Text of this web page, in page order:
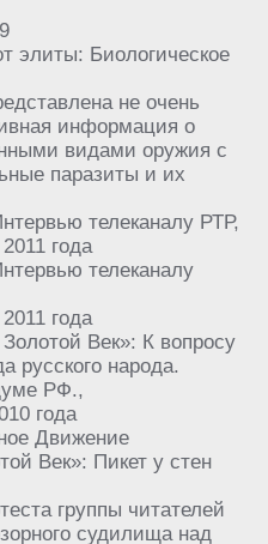
элиты: Биологическое
не очень
информация о
видами оружия с
паразиты и их
телеканалу РТР,
года
телеканалу
года
Век»: К вопросу
русского народа.
РФ.,
года
Движение
Век»: Пикет у стен
группы читателей
судилища над